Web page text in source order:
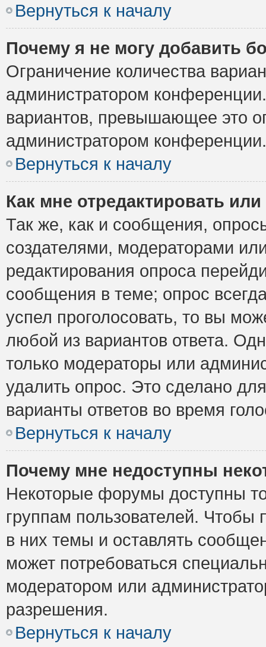
Вернуться к началу
Почему я не могу добавить
Ограничение количества
администратором
вариантов, превышающее это
администратором конференции.
Вернуться к началу
Как мне отредактировать
Так же, как и сообщения,
создателями, модераторами
редактирования опроса
сообщения в теме; опрос
успел проголосовать, то вы
любой из вариантов ответа.
только модераторы или
удалить опрос. Это сделано
варианты ответов во время
Вернуться к началу
Почему мне недоступны
Некоторые форумы доступны
группам пользователей. Чтобы
в них темы и оставлять
может потребоваться
модератором или
разрешения.
Вернуться к началу